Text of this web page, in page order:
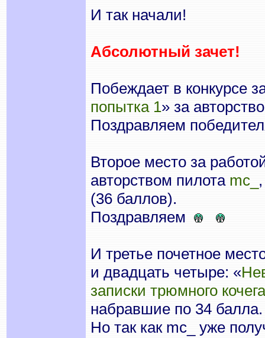
И так начали!
Абсолютный зачет!
Побеждает в конкурсе
попытка 1» за
Поздравляем
Второе место за
авторством пилота mc_
(36 баллов).
Поздравляем
И третье почетное
и двадцать четыре: «
записки трюмного
набравшие по 34 балла.
Но так как mc_ уже